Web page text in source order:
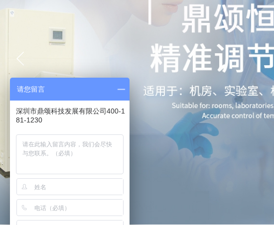
请您留言
深圳市鼎颂科技发展有限公司400-1
81-1230